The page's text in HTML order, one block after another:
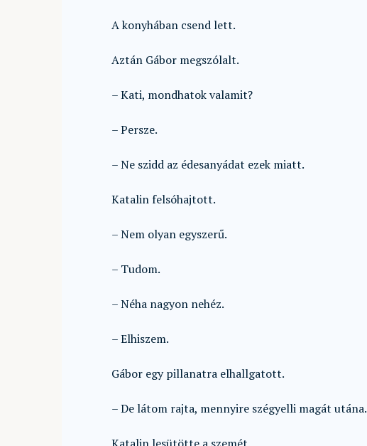
A konyhában csend lett.
Aztán Gábor megszólalt.
– Kati, mondhatok valamit?
– Persze.
– Ne szidd az édesanyádat ezek miatt.
Katalin felsóhajtott.
– Nem olyan egyszerű.
– Tudom.
– Néha nagyon nehéz.
– Elhiszem.
Gábor egy pillanatra elhallgatott.
– De látom rajta, mennyire szégyelli magát utána.